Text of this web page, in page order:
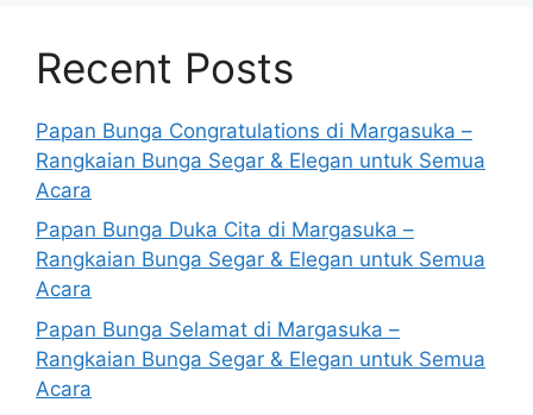
Recent Posts
Papan Bunga Congratulations di Margasuka –
Rangkaian Bunga Segar & Elegan untuk Semua
Acara
Papan Bunga Duka Cita di Margasuka –
Rangkaian Bunga Segar & Elegan untuk Semua
Acara
Papan Bunga Selamat di Margasuka –
Rangkaian Bunga Segar & Elegan untuk Semua
Acara